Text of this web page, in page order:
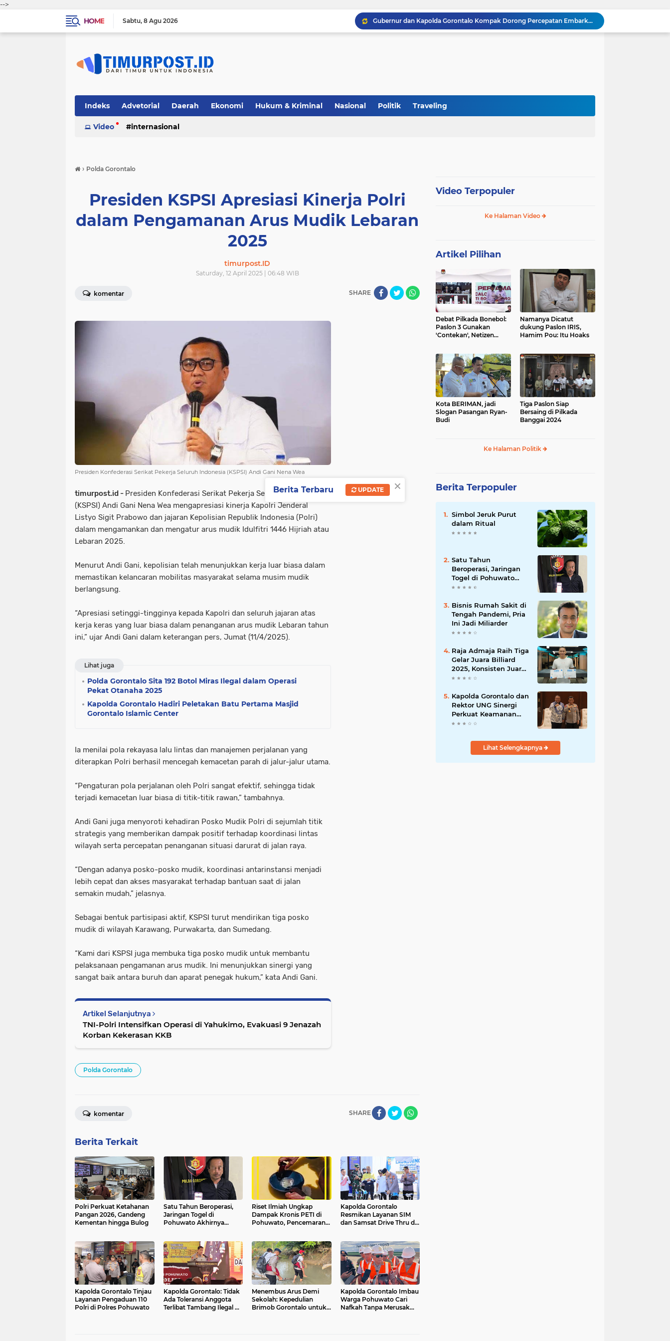
-->
HOME
Sabtu 8 Agu 2026
Gubernur dan Kapolda Gorontalo Kompak Dorong Percepatan Embarkasi Haji Penuh
Satker Polda Gorontalo Borong Penghargaan Treasury Award 2025 dari Kanwil DJPb
Riset Ilmiah Ungkap Dampak Kronis PETI di Pohuwato, Pencemaran Merkuri Kian Meluas
Indeks Advetorial Daerah Ekonomi Hukum & Kriminal Nasional Politik Traveling
Video internasional
› Polda Gorontalo
Presiden KSPSI Apresiasi Kinerja Polri
dalam Pengamanan Arus Mudik Lebaran
2025
timurpost.ID
Saturday, 12 April 2025 | 06:48 WIB
komentar SHARE
Presiden Konfederasi Serikat Pekerja Seluruh Indonesia (KSPSI) Andi Gani Nena Wea
timurpost.id - Presiden Konfederasi Serikat Pekerja Seluruh Indonesia
(KSPSI) Andi Gani Nena Wea mengapresiasi kinerja Kapolri Jenderal
Listyo Sigit Prabowo dan jajaran Kepolisian Republik Indonesia (Polri)
dalam mengamankan dan mengatur arus mudik Idulfitri 1446 Hijriah atau
Lebaran 2025.
Menurut Andi Gani, kepolisian telah menunjukkan kerja luar biasa dalam
memastikan kelancaran mobilitas masyarakat selama musim mudik
berlangsung.
“Apresiasi setinggi-tingginya kepada Kapolri dan seluruh jajaran atas
kerja keras yang luar biasa dalam penanganan arus mudik Lebaran tahun
ini,” ujar Andi Gani dalam keterangan pers, Jumat (11/4/2025).
Lihat juga
Polda Gorontalo Sita 192 Botol Miras Ilegal dalam Operasi
Pekat Otanaha 2025
Kapolda Gorontalo Hadiri Peletakan Batu Pertama Masjid
Gorontalo Islamic Center
Ia menilai pola rekayasa lalu lintas dan manajemen perjalanan yang
diterapkan Polri berhasil mencegah kemacetan parah di jalur-jalur utama.
“Pengaturan pola perjalanan oleh Polri sangat efektif, sehingga tidak
terjadi kemacetan luar biasa di titik-titik rawan,” tambahnya.
Andi Gani juga menyoroti kehadiran Posko Mudik Polri di sejumlah titik
strategis yang memberikan dampak positif terhadap koordinasi lintas
wilayah serta percepatan penanganan situasi darurat di jalan raya.
“Dengan adanya posko-posko mudik, koordinasi antarinstansi menjadi
lebih cepat dan akses masyarakat terhadap bantuan saat di jalan
semakin mudah,” jelasnya.
Sebagai bentuk partisipasi aktif, KSPSI turut mendirikan tiga posko
mudik di wilayah Karawang, Purwakarta, dan Sumedang.
“Kami dari KSPSI juga membuka tiga posko mudik untuk membantu
pelaksanaan pengamanan arus mudik. Ini menunjukkan sinergi yang
sangat baik antara buruh dan aparat penegak hukum,” kata Andi Gani.
Artikel Selanjutnya
TNI-Polri Intensifkan Operasi di Yahukimo, Evakuasi 9 Jenazah
Korban Kekerasan KKB
Polda Gorontalo
SHARE
komentar
Berita Terkait
Polri Perkuat Ketahanan
Pangan 2026, Gandeng
Kementan hingga Bulog
Satu Tahun Beroperasi,
Jaringan Togel di
Pohuwato Akhirnya
Riset Ilmiah Ungkap
Dampak Kronis PETI di
Pohuwato, Pencemaran
Kapolda Gorontalo
Resmikan Layanan SIM
dan Samsat Drive Thru di
Kapolda Gorontalo Tinjau
Layanan Pengaduan 110
Polri di Polres Pohuwato
Kapolda Gorontalo: Tidak
Ada Toleransi Anggota
Terlibat Tambang Ilegal di
Menembus Arus Demi
Sekolah: Kepedulian
Brimob Gorontalo untuk
Kapolda Gorontalo Imbau
Warga Pohuwato Cari
Nafkah Tanpa Merusak
Video Terpopuler
Ke Halaman Video
Artikel Pilihan
Debat Pilkada Bonebol:
Paslon 3 Gunakan
'Contekan', Netizen
Namanya Dicatut
dukung Paslon IRIS,
Hamim Pou: Itu Hoaks
Kota BERIMAN, jadi
Slogan Pasangan Ryan-
Budi
Tiga Paslon Siap
Bersaing di Pilkada
Banggai 2024
Ke Halaman Politik
Berita Terpopuler
Simbol Jeruk Purut
dalam Ritual
Satu Tahun
Beroperasi, Jaringan
Togel di Pohuwato
Akhirnya Dibongkar
Bisnis Rumah Sakit di
Tengah Pandemi, Pria
Ini Jadi Miliarder
Raja Admaja Raih Tiga
Gelar Juara Billiard
2025, Konsisten Juara
di Lima Turnamen
Kapolda Gorontalo dan
Rektor UNG Sinergi
Perkuat Keamanan
Kampus dan Wawasan
Lihat Selengkapnya
×
Berita Terbaru UPDATE